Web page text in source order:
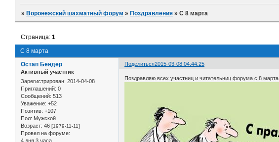
»Воронежский шахматный форум »Поздравления »С 8 марта
С 8 марта
Страница:1
Поделиться2015-03-08 04:44:25
Остап Бендер
Активный участник
Зарегистрирован: 2014-04-08
Приглашений: 0
Сообщений: 513
Уважение: +52
Позитив: +107
Пол: Мужской
Возраст: 46 [1979-11-11]
Провел на форуме:
4 дня 3 часа
Поздравляю всех участниц и читательниц форума с 8 марта